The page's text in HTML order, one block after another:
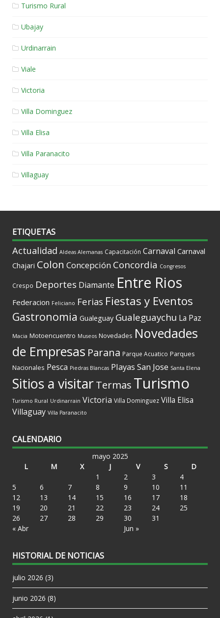
Turismo Rural
Ubajay
Urdinarrain
Viale
Victoria
Villa Dominguez
Villa Elisa
Villa Paranacito
Villaguay
ETIQUETAS
Actualidad Aldeas Alemanas Capacitación Carnaval Carnaval
Chajari Colon Concepción Concordia Congresos
Crespo Deportes Diamante Entre Rios
Federacion Feliciano Ferias Fiestas y Eventos
Gastronomia Gualeguay Gualeguaychu La Paz
Macia Motoencuentro Museos Novedades Novedades
de Empresas Parana Parque Acuatico Parques
Nacionales Pesca Piedras Blancas Playas San Jose Santa Elena
Sitios a visitarTermas Turismo
Turismo Rural Urdinarrain Victoria Villa Dominguez Villa Elisa
Villaguay Villa Paranacito
CALENDARIO
mayo 2025
L
M X J V S D
« Abr Jun »
1 2 3
4
5
6 7 8 9 10
11
12
13 14 15 16 17
18
19
20 21 22 23 24
25
26
27 28 29 30 31
HISTORIAL DE NOTICIAS
julio 2026 (3)
junio 2026 (8)